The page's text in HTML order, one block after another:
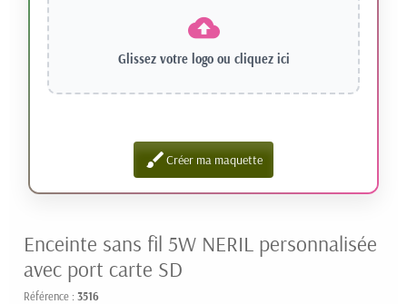
Glissez votre logo ou cliquez ici
brushCréer ma maquette
Enceinte sans fil 5W NERIL personnalisée
avec port carte SD
Référence : 3516